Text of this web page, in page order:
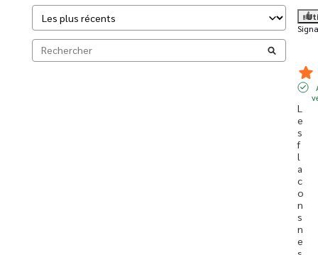
L
e
s
f
l
a
c
o
n
s
n
e